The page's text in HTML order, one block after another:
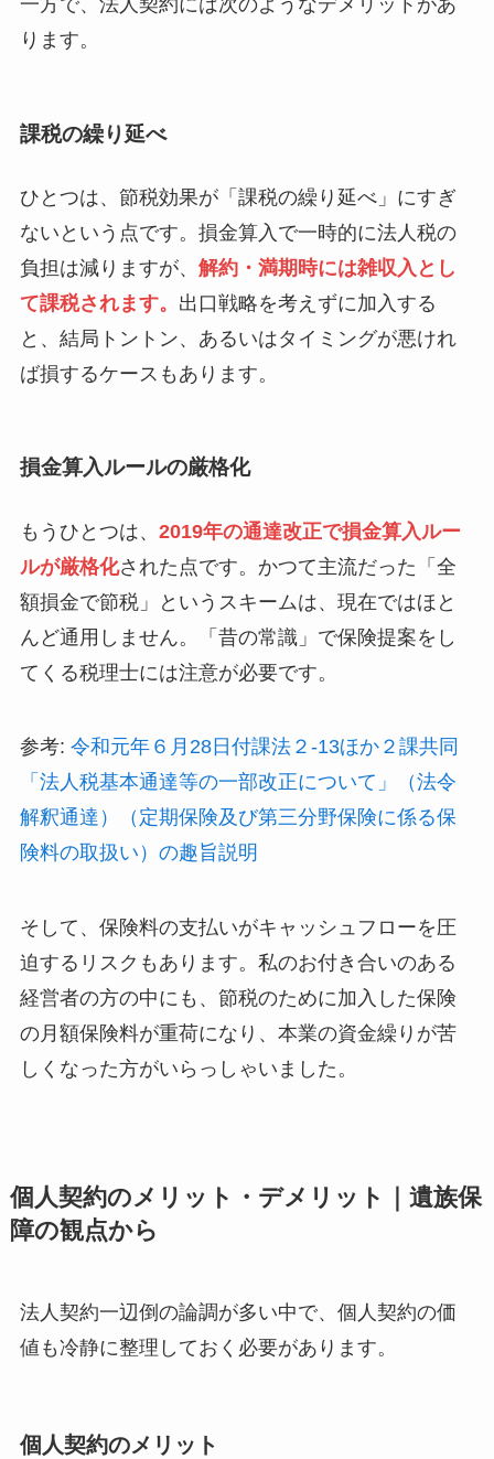
一方で、法人契約には次のようなデメリットがあ
ります。
課税の繰り延べ
ひとつは、節税効果が「課税の繰り延べ」にすぎ
ないという点です。損金算入で一時的に法人税の
負担は減りますが、 解約・満期時には雑収入とし
て課税されます。 出口戦略を考えずに加入する
と、結局トントン、あるいはタイミングが悪けれ
ば損するケースもあります。
損金算入ルールの厳格化
もうひとつは、 2019年の通達改正で損金算入ルー
ルが厳格化された点です。かつて主流だった「全
額損金で節税」というスキームは、現在ではほと
んど通用しません。「昔の常識」で保険提案をし
てくる税理士には注意が必要です。
参考: 令和元年６月28日付課法２-13ほか２課共同
「法人税基本通達等の一部改正について」（法令
解釈通達）（定期保険及び第三分野保険に係る保
険料の取扱い）の趣旨説明
そして、保険料の支払いがキャッシュフローを圧
迫するリスクもあります。私のお付き合いのある
経営者の方の中にも、節税のために加入した保険
の月額保険料が重荷になり、本業の資金繰りが苦
しくなった方がいらっしゃいました。
個人契約のメリット・デメリット｜遺族保
障の観点から
法人契約一辺倒の論調が多い中で、個人契約の価
値も冷静に整理しておく必要があります。
個人契約のメリット